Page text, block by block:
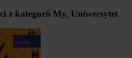
z kategorii My, Uniwersytet